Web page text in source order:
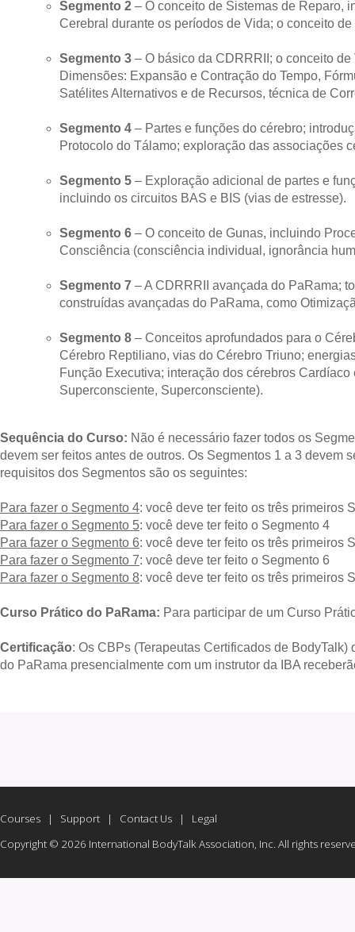
Segmento 2 – O conceito de Sistemas de Reparo,
Cerebral durante os períodos de Vida; o conceito
Segmento 3 – O básico da CDRRRII; o conceito
Dimensões: Expansão e Contração do Tempo,
Satélites Alternativos e de Recursos, técnica de
Segmento 4 – Partes e funções do cérebro;
Protocolo do Tálamo; exploração das associações
Segmento 5 – Exploração adicional de partes e
incluindo os circuitos BAS e BIS (vias de estresse).
Segmento 6 – O conceito de Gunas, incluindo
Consciência (consciência individual, ignorância
Segmento 7 – A CDRRRII avançada do PaRama;
construídas avançadas do PaRama, como
Segmento 8 – Conceitos aprofundados para o
Cérebro Reptiliano, vias do Cérebro Triuno;
Função Executiva; interação dos cérebros
Superconsciente, Superconsciente).
Sequência do Curso: Não é necessário fazer todos os
devem ser feitos antes de outros. Os Segmentos 1 a 3 devem
requisitos dos Segmentos são os seguintes:
Para fazer o Segmento 4: você deve ter feito os três primeiros
Para fazer o Segmento 5: você deve ter feito o Segmento 4
Para fazer o Segmento 6: você deve ter feito os três primeiros
Para fazer o Segmento 7: você deve ter feito o Segmento 6
Para fazer o Segmento 8: você deve ter feito os três primeiros
Curso Prático do PaRama: Para participar de um Curso
Certificação: Os CBPs (Terapeutas Certificados de
do PaRama presencialmente com um instrutor da IBA
Courses | Support | Contact Us | Legal
Copyright © 2026 International BodyTalk Association, Inc. All rights